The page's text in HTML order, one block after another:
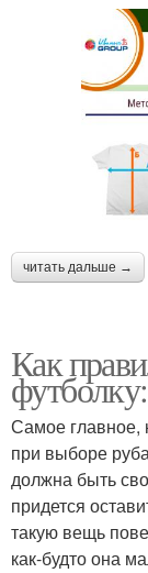
читать дальше →
Как
Самое главное,
при выборе
должна быть
придется
такую вещь
как-будто она